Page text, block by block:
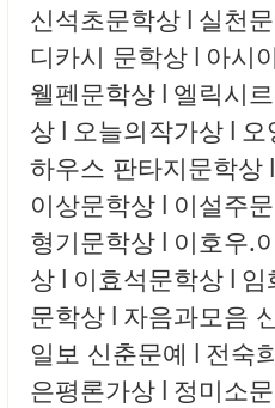
신석초문학상 l 실천
디카시 문학상 l 아시
웰펜문학상 l 엘릭시
상 l 오늘의작가상 l 오
하우스 판타지문학상 l
이상문학상 l 이설주
형기문학상 l 이호우.
상 l 이효석문학상 l 임
문학상 l 자음과모음
일보 신춘문예 l 전숙
은평론가상 l 정미소